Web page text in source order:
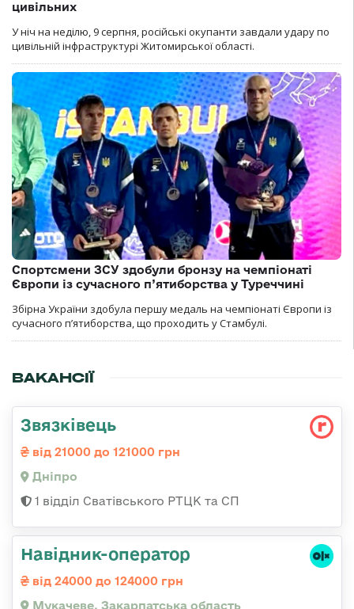
цивільних
У ніч на неділю, 9 серпня, російські окупанти завдали удару по
цивільній інфраструктурі Житомирської області.
Спортсмени ЗСУ здобули бронзу на чемпіонаті
Європи із сучасного п’ятиборства у Туреччині
Збірна України здобула першу медаль на чемпіонаті Європи із
сучасного п’ятиборства, що проходить у Стамбулі.
ВАКАНСІЇ
Звязківець
від 21000 до 121000 грн
Дніпро
1 відділ Сватівського РТЦК та СП
Навідник-оператор
від 24000 до 124000 грн
Мукачеве, Закарпатська область